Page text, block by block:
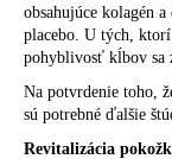
obsahujúce kolagén
placebo. U tých,
pohyblivosť kĺbov sa
Na potvrdenie toho,
sú potrebné ďalšie
Revitalizácia